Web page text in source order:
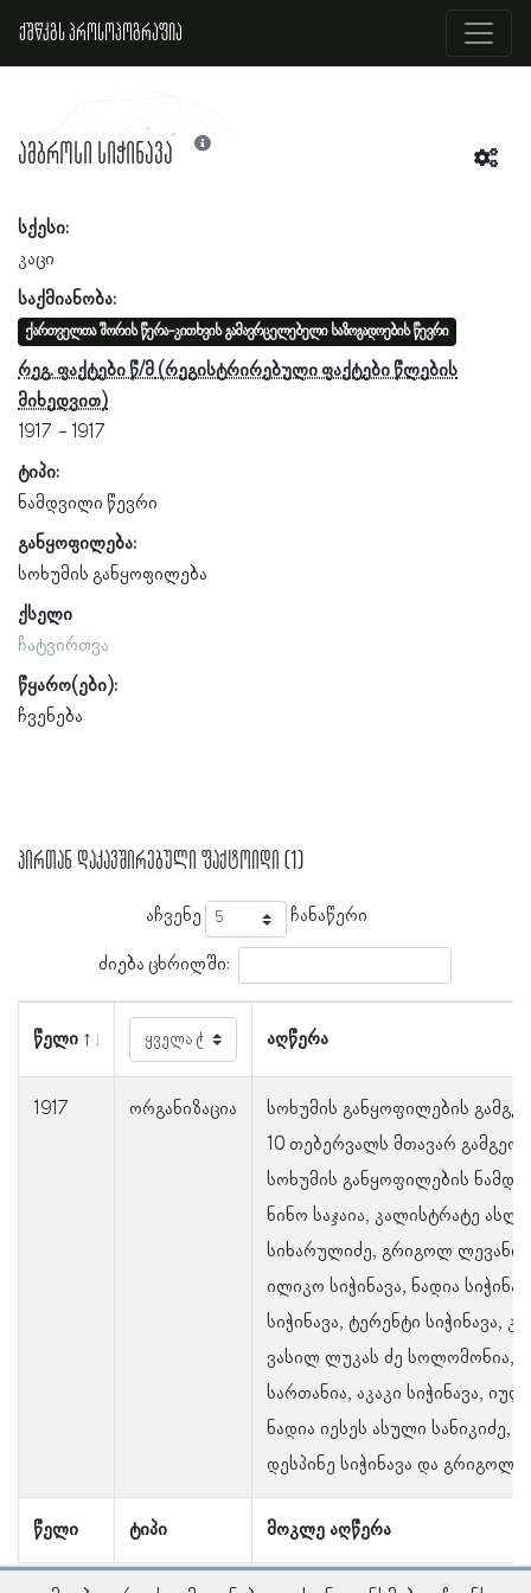
ქშწკგს პროსოპოგრაფია
ამბროსი სიჭინავა
სქესი:
კაცი
საქმიანობა:
ქართველთა შორის წერა-კითხვის გამავრცელებელი საზოგადოების წევრი
რეგ. ფაქტები წ/მ
1917
1917
ტიპი:
ნამდვილი წევრი
განყოფილება:
სოხუმის განყოფილება
ქსელი
ჩატვირთვა
წყარო(ები):
ჩვენება
პირთან დაკავშირებული ფაქტოიდი (1)
აჩვენე ჩანაწერი
ძიება ცხრილში:
წელი აღწერა
წელი ტიპი მოკლე აღწერა
1917 ორგანიზაცია
სოხუმის განყოფილების
10 თებერვალს მთავარ
სოხუმის განყოფილების
ნინო საჯაია, კალისტრატე
სიხარულიძე, გრიგოლ
ილიკო სიჭინავა, ნადია
სიჭინავა, ტერენტი სიჭინავა,
ვასილ ლუკას ძე სოლომონია,
სართანია, აკაკი სიჭინავა,
ნადია იესეს ასული სანიკიძე,
დესპინე სიჭინავა და გრიგოლ